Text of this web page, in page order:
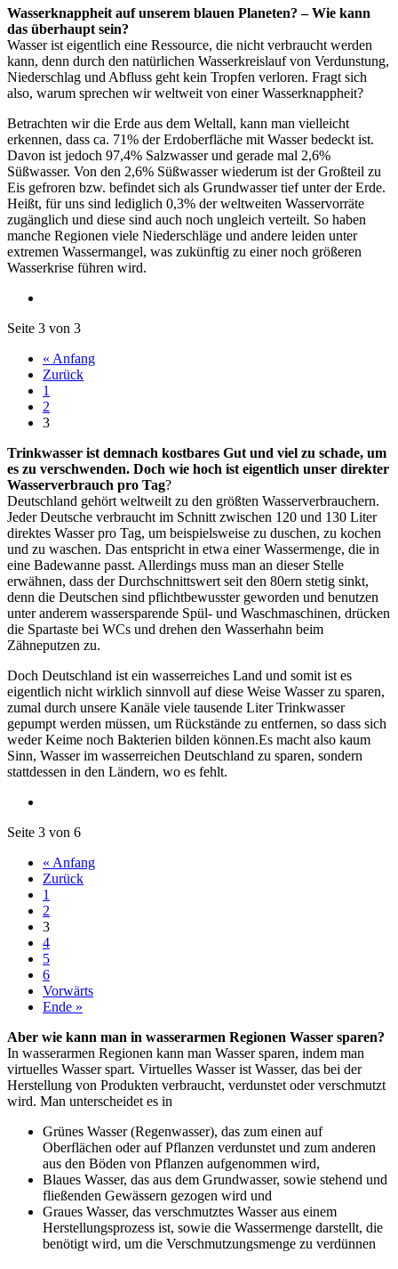
Wasserknappheit auf unserem blauen Planeten? – Wie kann
das überhaupt sein?
Wasser ist eigentlich eine Ressource, die nicht verbraucht werden
kann, denn durch den natürlichen Wasserkreislauf von Verdunstung,
Niederschlag und Abfluss geht kein Tropfen verloren. Fragt sich
also, warum sprechen wir weltweit von einer Wasserknappheit?
Betrachten wir die Erde aus dem Weltall, kann man vielleicht
erkennen, dass ca. 71% der Erdoberfläche mit Wasser bedeckt ist.
Davon ist jedoch 97,4% Salzwasser und gerade mal 2,6%
Süßwasser. Von den 2,6% Süßwasser wiederum ist der Großteil zu
Eis gefroren bzw. befindet sich als Grundwasser tief unter der Erde.
Heißt, für uns sind lediglich 0,3% der weltweiten Wasservorräte
zugänglich und diese sind auch noch ungleich verteilt. So haben
manche Regionen viele Niederschläge und andere leiden unter
extremen Wassermangel, was zukünftig zu einer noch größeren
Wasserkrise führen wird.
Seite 3 von 3
« Anfang
Zurück
1
2
3
Trinkwasser ist demnach kostbares Gut und viel zu schade, um
es zu verschwenden. Doch wie hoch ist eigentlich unser direkter
Wasserverbrauch pro Tag?
Deutschland gehört weltweilt zu den größten Wasserverbrauchern.
Jeder Deutsche verbraucht im Schnitt zwischen 120 und 130 Liter
direktes Wasser pro Tag, um beispielsweise zu duschen, zu kochen
und zu waschen. Das entspricht in etwa einer Wassermenge, die in
eine Badewanne passt. Allerdings muss man an dieser Stelle
erwähnen, dass der Durchschnittswert seit den 80ern stetig sinkt,
denn die Deutschen sind pflichtbewusster geworden und benutzen
unter anderem wassersparende Spül- und Waschmaschinen, drücken
die Spartaste bei WCs und drehen den Wasserhahn beim
Zähneputzen zu.
Doch Deutschland ist ein wasserreiches Land und somit ist es
eigentlich nicht wirklich sinnvoll auf diese Weise Wasser zu sparen,
zumal durch unsere Kanäle viele tausende Liter Trinkwasser
gepumpt werden müssen, um Rückstände zu entfernen, so dass sich
weder Keime noch Bakterien bilden können.Es macht also kaum
Sinn, Wasser im wasserreichen Deutschland zu sparen, sondern
stattdessen in den Ländern, wo es fehlt.
Seite 3 von 6
« Anfang
Zurück
1
2
3
4
5
6
Vorwärts
Ende »
Aber wie kann man in wasserarmen Regionen Wasser sparen?
In wasserarmen Regionen kann man Wasser sparen, indem man
virtuelles Wasser spart. Virtuelles Wasser ist Wasser, das bei der
Herstellung von Produkten verbraucht, verdunstet oder verschmutzt
wird. Man unterscheidet es in
Grünes Wasser (Regenwasser), das zum einen auf
Oberflächen oder auf Pflanzen verdunstet und zum anderen
aus den Böden von Pflanzen aufgenommen wird,
Blaues Wasser, das aus dem Grundwasser, sowie stehend und
fließenden Gewässern gezogen wird und
Graues Wasser, das verschmutztes Wasser aus einem
Herstellungsprozess ist, sowie die Wassermenge darstellt, die
benötigt wird, um die Verschmutzungsmenge zu verdünnen